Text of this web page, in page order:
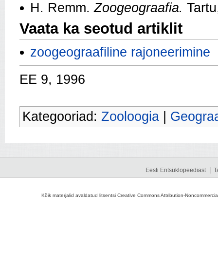
H. Remm.Zoogeograafia.
Vaata ka seotud artiklit
zoogeograafiline rajoneerimine
EE 9, 1996
Kategooriad: Zooloogia
Eesti Entsüklopeediast
Kõik materjalid avaldatud litsentsi Creative Commons Attribution-